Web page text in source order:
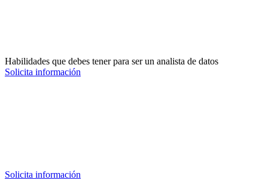
Habilidades que debes tener para ser un analista de datos
Solicita información
Solicita información